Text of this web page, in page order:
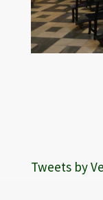
Tweets by